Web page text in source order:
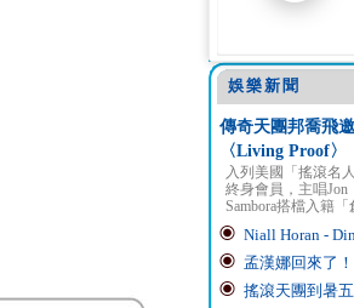
娛樂新聞
傳奇天團邦喬飛
〈Living Proof〉
入列美國「搖滾名
終身會員，主唱
Sambora搭檔入籍
Niall Horan -
孟漢娜回來了！
搖滾天團到暑